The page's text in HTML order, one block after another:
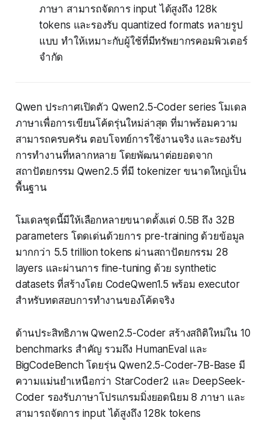
ภาษา สามารถจัดการ input ได้สูงถึง 128k
tokens และรองรับ quantized formats หลายรูป
แบบ ทำให้เหมาะกับผู้ใช้ที่มีทรัพยากรคอมพิวเตอร์
จำกัด
Qwen ประกาศเปิดตัว Qwen2.5-Coder series โมเดล
ภาษาเพื่อการเขียนโค้ดรุ่นใหม่ล่าสุด ที่มาพร้อมความ
สามารถครบครัน ตอบโจทย์การใช้งานจริง และรองรับ
การทำงานที่หลากหลาย โดยพัฒนาต่อยอดจาก
สถาปัตยกรรม Qwen2.5 ที่มี tokenizer ขนาดใหญ่เป็น
พื้นฐาน
โมเดลชุดนี้มีให้เลือกหลายขนาดตั้งแต่ 0.5B ถึง 32B
parameters โดดเด่นด้วยการ pre-training ด้วยข้อมูล
มากกว่า 5.5 trillion tokens ผ่านสถาปัตยกรรม 28
layers และผ่านการ fine-tuning ด้วย synthetic
datasets ที่สร้างโดย CodeQwen1.5 พร้อม executor
สำหรับทดสอบการทำงานของโค้ดจริง
ด้านประสิทธิภาพ Qwen2.5-Coder สร้างสถิติใหม่ใน 10
benchmarks สำคัญ รวมถึง HumanEval และ
BigCodeBench โดยรุ่น Qwen2.5-Coder-7B-Base มี
ความแม่นยำเหนือกว่า StarCoder2 และ DeepSeek-
Coder รองรับภาษาโปรแกรมมิ่งยอดนิยม 8 ภาษา และ
สามารถจัดการ input ได้สูงถึง 128k tokens